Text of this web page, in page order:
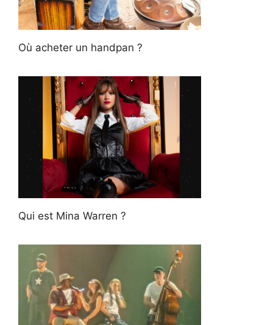
Où acheter un handpan ?
Qui est Mina Warren ?